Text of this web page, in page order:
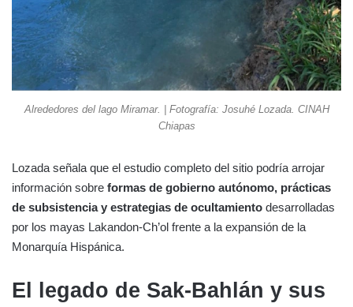
Alrededores del lago Miramar. | Fotografía: Josuhé Lozada. CINAH
Chiapas
Lozada señala que el estudio completo del sitio podría arrojar
información sobre formas de gobierno autónomo, prácticas
de subsistencia y estrategias de ocultamiento desarrolladas
por los mayas Lakandon-Ch’ol frente a la expansión de la
Monarquía Hispánica.
El legado de Sak-Bahlán y sus